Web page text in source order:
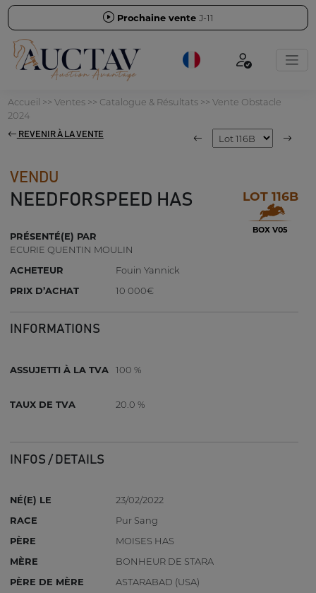
Prochaine vente J-11
Accueil >> Ventes>> Catalogue & Résultats>> Vente Obstacle
2024
REVENIR À LA VENTE
VENDU
NEEDFORSPEED HAS LOT 116B
BOX V05
PRÉSENTÉ(E) PAR
ECURIE QUENTIN MOULIN
ACHETEUR
Fouin Yannick
PRIX D’ACHAT
10 000€
INFORMATIONS
ASSUJETTI À LA TVA 100 %
TAUX DE TVA 20.0 %
INFOS / DETAILS
NÉ(E) LE
23/02/2022
RACE
Pur Sang
PÈRE
MOISES HAS
MÈRE
BONHEUR DE STARA
PÈRE DE MÈRE
ASTARABAD (USA)